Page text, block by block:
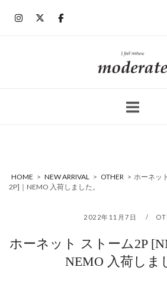
ホ
ー
HOME > NEW ARRIVAL > OTHER > ホーネッ
2P]｜NEMO 入荷しました。
2022年11月7日
ホーネット ストーム2P
NEMO 入荷しま